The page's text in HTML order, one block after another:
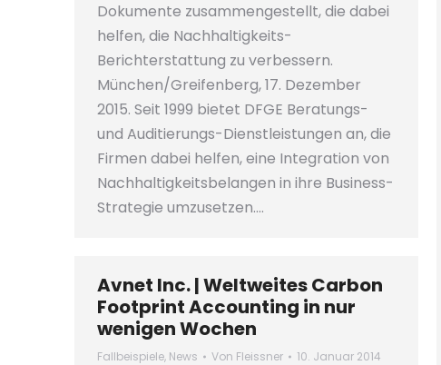
Dokumente zusammengestellt, die dabei
helfen, die Nachhaltigkeits-
Berichterstattung zu verbessern.
München/Greifenberg, 17. Dezember
2015. Seit 1999 bietet DFGE Beratungs-
und Auditierungs-Dienstleistungen an, die
Firmen dabei helfen, eine Integration von
Nachhaltigkeitsbelangen in ihre Business-
Strategie umzusetzen.…
Avnet Inc. | Weltweites Carbon
Footprint Accounting in nur
wenigen Wochen
Fallbeispiele, News Von Fleissner 10. Januar 2014